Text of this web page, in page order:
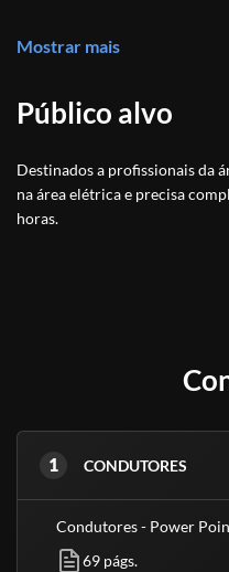
Mostrar mais
Público alvo
Destinados a profissionais da
na área elétrica e precisa
horas.
1 CONDUTORES
Condutores - Power
69 págs.